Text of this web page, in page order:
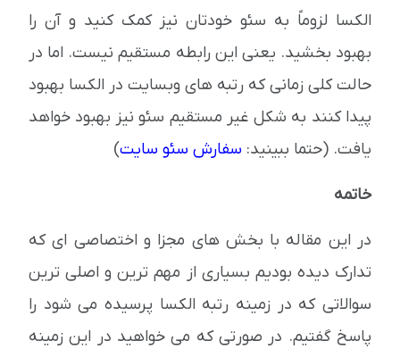
الکسا لزوماً به سئو خودتان نیز کمک کنید و آن را
بهبود بخشید. یعنی این رابطه مستقیم نیست. اما در
حالت کلی زمانی که رتبه های وبسایت در الکسا بهبود
پیدا کنند به شکل غیر مستقیم سئو نیز بهبود خواهد
یافت. (حتما ببینید: سفارش سئو سایت)
خاتمه
در این مقاله با بخش های مجزا و اختصاصی ای که
تدارک دیده بودیم بسیاری از مهم ترین و اصلی ترین
سوالاتی که در زمینه رتبه الکسا پرسیده می شود را
پاسخ گفتیم. در صورتی که می خواهید در این زمینه